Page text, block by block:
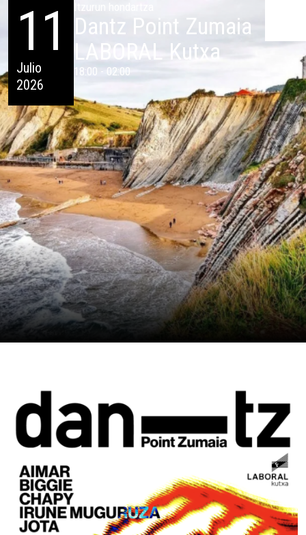
11
Julio
2026
Dantz Point Zumaia
LABORAL Kutxa
18:00 - 02:00